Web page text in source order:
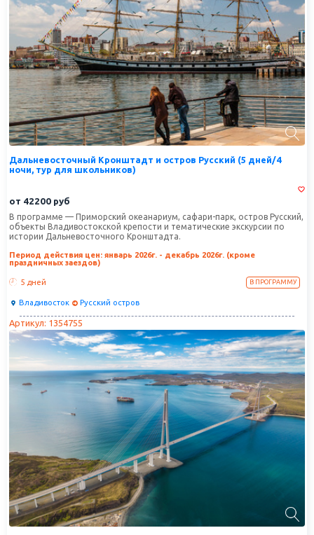
Дальневосточный Кронштадт и остров Русский (5 дней/4
ночи, тур для школьников)
от 42200 руб
В программе — Приморский океанариум, сафари-парк, остров Русский,
объекты Владивостокской крепости и тематические экскурсии по
истории Дальневосточного Кронштадта.
Период действия цен: январь 2026г. - декабрь 2026г. (кроме
праздничных заездов)
5 дней В ПРОГРАММУ
Владивосток Русский остров
Артикул: 1354755